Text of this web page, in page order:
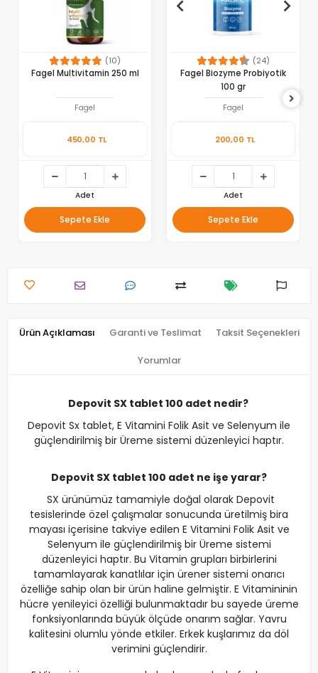
(10)
Fagel Multivitamin 250 ml
Fagel
450,00 TL
Adet
Sepete Ekle
(24)
Fagel Biozyme Probiyotik
100 gr
Fagel
200,00 TL
Adet
Sepete Ekle
Ürün Açıklaması Garanti ve Teslimat Taksit Seçenekleri
Yorumlar
Depovit SX tablet 100 adet nedir?
Depovit Sx tablet, E Vitamini Folik Asit ve Selenyum ile
güçlendirilmiş bir Üreme sistemi düzenleyici haptır.
Depovit SX tablet 100 adet ne işe yarar?
SX ürünümüz tamamiyle doğal olarak Depovit
tesislerinde özel çalışmalar sonucunda üretilmiş bira
mayası içerisine takviye edilen E Vitamini Folik Asit ve
Selenyum ile güçlendirilmiş bir Üreme sistemi
düzenleyici haptır. Bu Vitamin grupları birbirlerini
tamamlayarak kanatlılar için ürener sistemi onarıcı
özelliğe sahip olan bir ürün haline gelmiştir. E Vitamininin
hücre yenileyici özelliği bulunmaktadır bu sayede üreme
fonksiyonlarında büyük ölçüde onarım sağlar. Yavru
kalitesini olumlu yönde etkiler. Erkek kuşlarımız da döl
verimini güçlendirir.